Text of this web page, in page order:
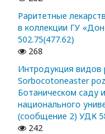
Раритетные
в коллекции ГУ
502.75(477.62)
268
Интродукция видов
Sorbocotoneaster
Ботаническом саду
национального
(сообщение 2) УДК
242